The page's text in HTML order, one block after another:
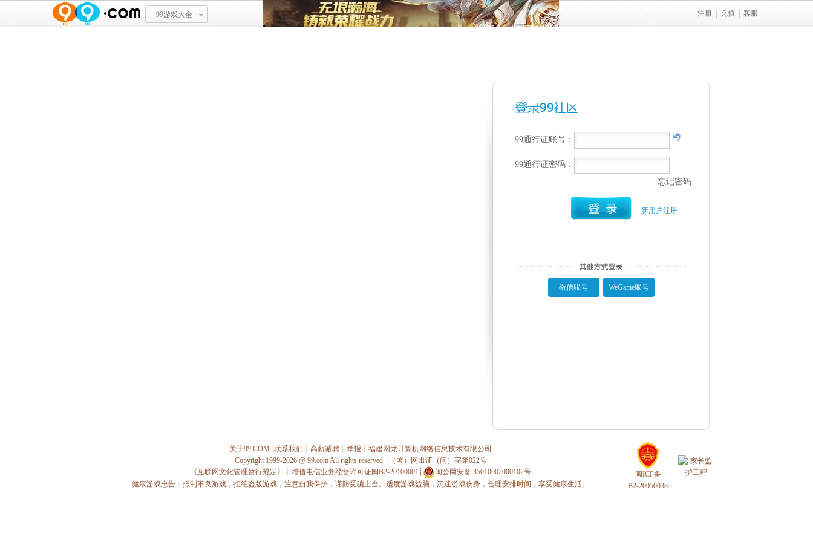
99游戏大全 注册 充值 客服
99通行证账号：
99通行证密码：
忘记密码
新用户注册
微信账号 WeGame账号
关于99.COM ┊ 联系我们 ┊ 高薪诚聘 ┊ 举报 ┊ 福建网龙计算机网络信息技术有限公司
Copyright 1999-2026 @ 99.comAll rights reserved.┊（署）网出证（闽）字第022号
《互联网文化管理暂行规定》
┊ 增值电信业务经营许可证闽B2-20100001 ┊
闽公网安备 35010002000102号
健康游戏忠告：抵制不良游戏，拒绝盗版游戏，注意自我保护，谨防受骗上当。适度游戏益脑，沉迷游戏伤身，合理安排时间，享受健康生活。
闽ICP备
B2-20050038